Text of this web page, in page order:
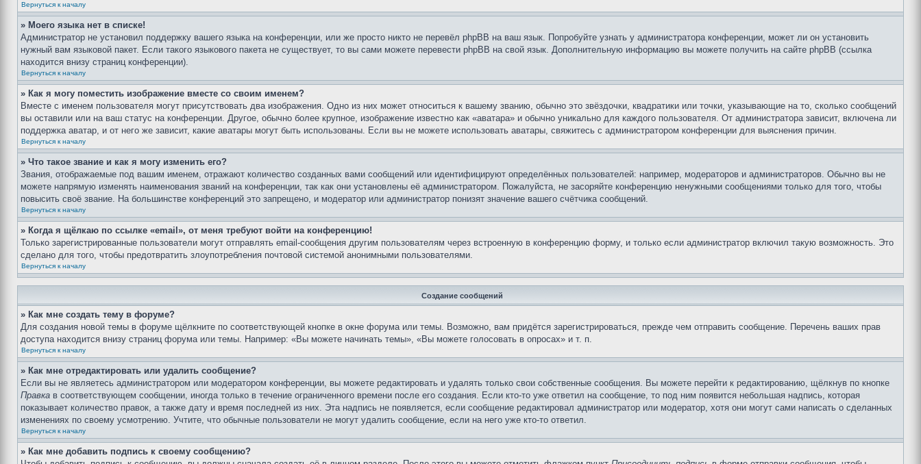
Вернуться к началу
» Моего языка нет в списке!
Администратор не установил поддержку вашего языка на конференции, или же просто никто не перевёл phpBB на ваш язык. Попробуйте узнать у администратора конференции, может ли он установить
нужный вам языковой пакет. Если такого языкового пакета не существует, то вы сами можете перевести phpBB на свой язык. Дополнительную информацию вы можете получить на сайте phpBB (ссылка
находится внизу страниц конференции).
Вернуться к началу
» Как я могу поместить изображение вместе со своим именем?
Вместе с именем пользователя могут присутствовать два изображения. Одно из них может относиться к вашему званию, обычно это звёздочки, квадратики или точки, указывающие на то, сколько сообщений
вы оставили или на ваш статус на конференции. Другое, обычно более крупное, изображение известно как «аватара» и обычно уникально для каждого пользователя. От администратора зависит, включена ли
поддержка аватар, и от него же зависит, какие аватары могут быть использованы. Если вы не можете использовать аватары, свяжитесь с администратором конференции для выяснения причин.
Вернуться к началу
» Что такое звание и как я могу изменить его?
Звания, отображаемые под вашим именем, отражают количество созданных вами сообщений или идентифицируют определённых пользователей: например, модераторов и администраторов. Обычно вы не
можете напрямую изменять наименования званий на конференции, так как они установлены её администратором. Пожалуйста, не засоряйте конференцию ненужными сообщениями только для того, чтобы
повысить своё звание. На большинстве конференций это запрещено, и модератор или администратор понизят значение вашего счётчика сообщений.
Вернуться к началу
» Когда я щёлкаю по ссылке «email», от меня требуют войти на конференцию!
Только зарегистрированные пользователи могут отправлять email-сообщения другим пользователям через встроенную в конференцию форму, и только если администратор включил такую возможность. Это
сделано для того, чтобы предотвратить злоупотребления почтовой системой анонимными пользователями.
Вернуться к началу
Создание сообщений
» Как мне создать тему в форуме?
Для создания новой темы в форуме щёлкните по соответствующей кнопке в окне форума или темы. Возможно, вам придётся зарегистрироваться, прежде чем отправить сообщение. Перечень ваших прав
доступа находится внизу страниц форума или темы. Например: «Вы можете начинать темы», «Вы можете голосовать в опросах» и т. п.
Вернуться к началу
» Как мне отредактировать или удалить сообщение?
Если вы не являетесь администратором или модератором конференции, вы можете редактировать и удалять только свои собственные сообщения. Вы можете перейти к редактированию, щёлкнув по кнопке
Правка в соответствующем сообщении, иногда только в течение ограниченного времени после его создания. Если кто-то уже ответил на сообщение, то под ним появится небольшая надпись, которая
показывает количество правок, а также дату и время последней из них. Эта надпись не появляется, если сообщение редактировал администратор или модератор, хотя они могут сами написать о сделанных
изменениях по своему усмотрению. Учтите, что обычные пользователи не могут удалить сообщение, если на него уже кто-то ответил.
Вернуться к началу
» Как мне добавить подпись к своему сообщению?